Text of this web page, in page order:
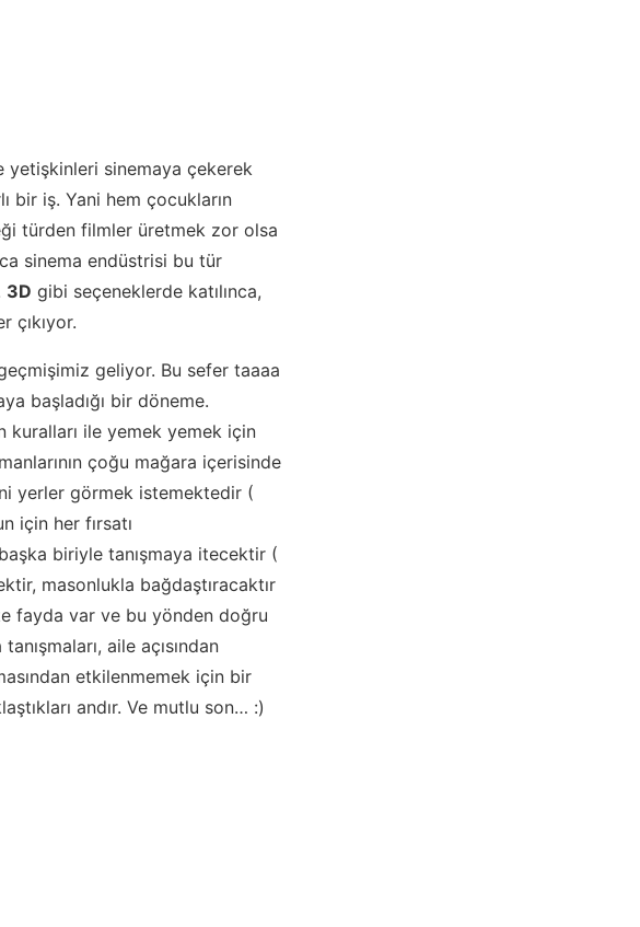
yetişkinleri sinemaya çekerek
bir iş. Yani hem çocukların
türden filmler üretmek zor olsa
sinema endüstrisi bu tür
3D gibi seçeneklerde katılınca,
çıkıyor.
geliyor. Bu sefer taaaa
başladığı bir döneme.
kuralları ile yemek yemek için
çoğu mağara içerisinde
yerler görmek istemektedir (
için her fırsatı
biriyle tanışmaya itecektir (
masonlukla bağdaştıracaktır
fayda var ve bu yönden doğru
aile açısından
etkilenmemek için bir
andır. Ve mutlu son… :)